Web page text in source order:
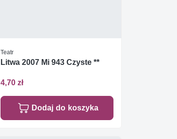
Teatr
Litwa 2007 Mi 943 Czyste **
4,70 zł
Dodaj do koszyka